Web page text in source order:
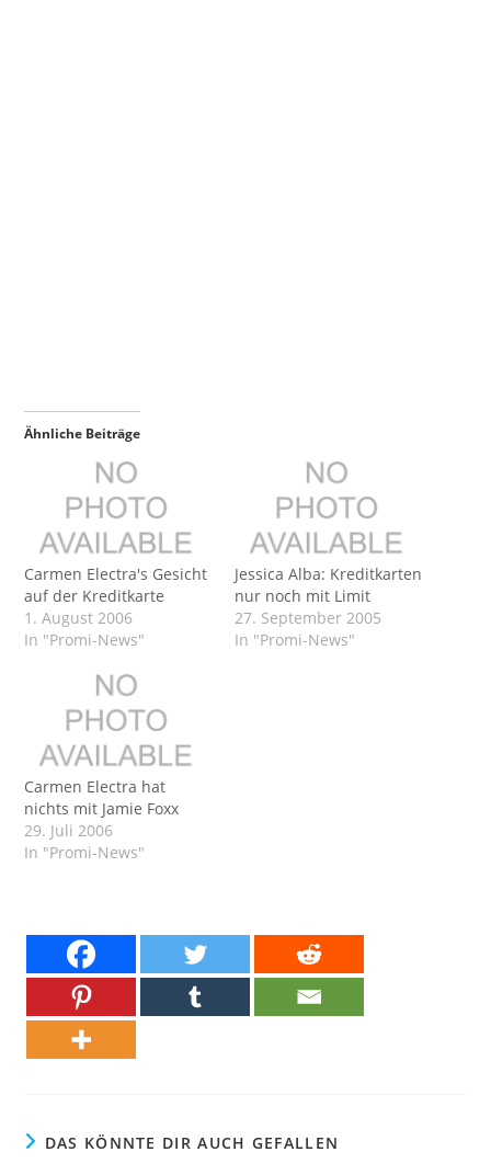
Ähnliche Beiträge
Carmen Electra's Gesicht
auf der Kreditkarte
1. August 2006
In "Promi-News"
Jessica Alba: Kreditkarten
nur noch mit Limit
27. September 2005
In "Promi-News"
Carmen Electra hat
nichts mit Jamie Foxx
29. Juli 2006
In "Promi-News"
DAS KÖNNTE DIR AUCH GEFALLEN